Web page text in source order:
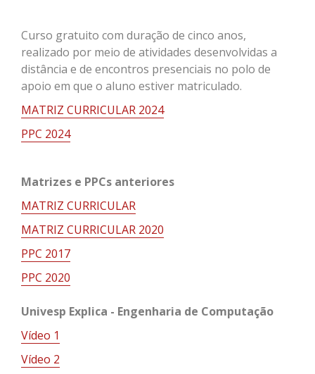
Curso gratuito com duração de cinco anos,
realizado por meio de atividades desenvolvidas a
distância e de encontros presenciais no polo de
apoio em que o aluno estiver matriculado.
MATRIZ CURRICULAR 2024
PPC 2024
Matrizes e PPCs anteriores
MATRIZ CURRICULAR
MATRIZ CURRICULAR 2020
PPC 2017
PPC 2020
Univesp Explica - Engenharia de Computação
Vídeo 1
Vídeo 2